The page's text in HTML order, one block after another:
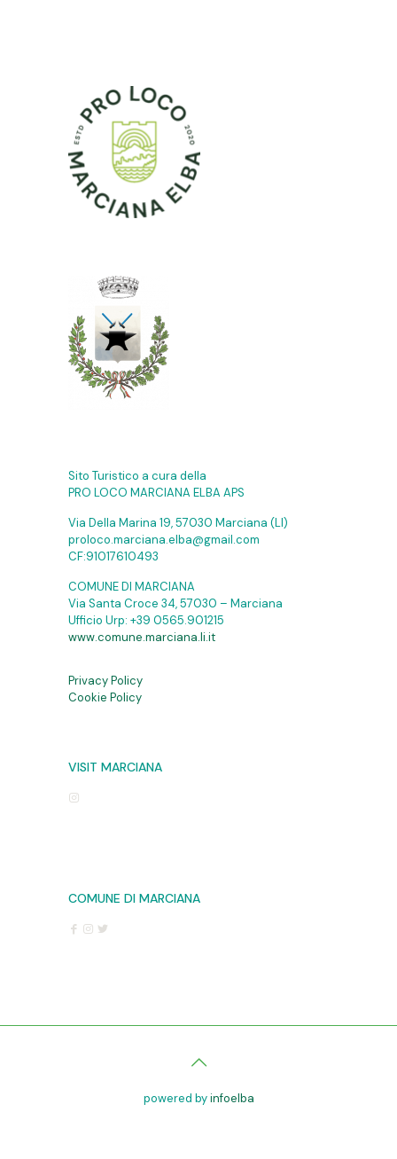
Sito Turistico a cura della
PRO LOCO MARCIANA ELBA APS
Via Della Marina 19, 57030 Marciana (LI)
proloco.marciana.elba@gmail.com
CF:91017610493
COMUNE DI MARCIANA
Via Santa Croce 34, 57030 – Marciana
Ufficio Urp: +39 0565.901215
www.comune.marciana.li.it
Privacy Policy
Cookie Policy
VISIT MARCIANA
COMUNE DI MARCIANA
powered byinfoelba